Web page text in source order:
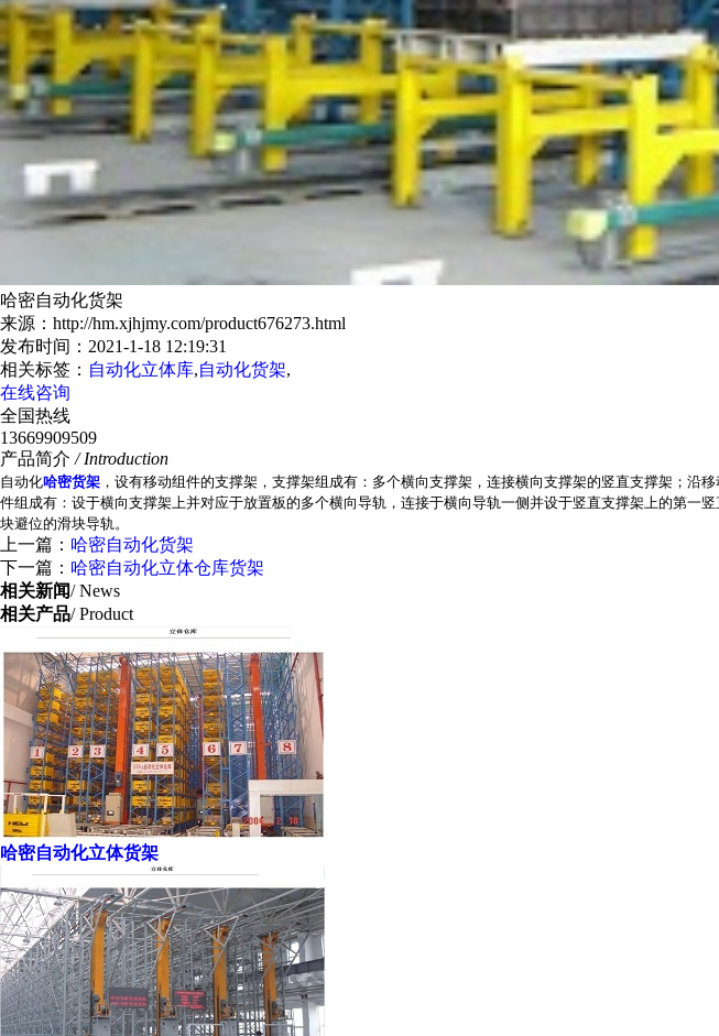
哈密自动化货架
来源：http://hm.xjhjmy.com/product676273.html
发布时间：2021-1-18 12:19:31
相关标签： 自动化立体库,自动化货架,
在线咨询
全国热线
13669909509
产品简介 / Introduction
自动化哈密货架 ，设有移动组件的支撑架，支撑架组成有：多个横向支撑架，连接横向支撑架的竖直支撑架；
件组成有：设于横向支撑架上并对应于放置板的多个横向导轨，连接于横向导轨一侧并设于竖直支撑架上的第
块避位的滑块导轨。
上一篇： 哈密自动化货架
下一篇： 哈密自动化立体仓库货架
相关新闻/ News
相关产品/ Product
哈密自动化立体货架